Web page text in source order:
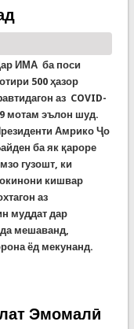
ИМА ба поси
500 ҳазор
аз COVID-
мотам эълон шуд.
АмрикоҶо
ба як қароре
гузошт, ки
кишвар
аз
муддат дар
мешаванд,
ёд мекунанд.
қурбониёни
Эмомалӣ